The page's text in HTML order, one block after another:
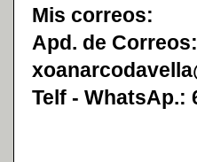
Mis correos:
Apd. de
Telf - WhatsAp.: